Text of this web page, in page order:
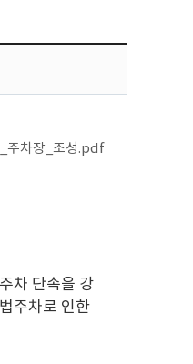
주차장_조성.pdf
차 단속을 강
주차로 인한